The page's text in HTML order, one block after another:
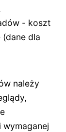
- koszt
(dane dla
należy